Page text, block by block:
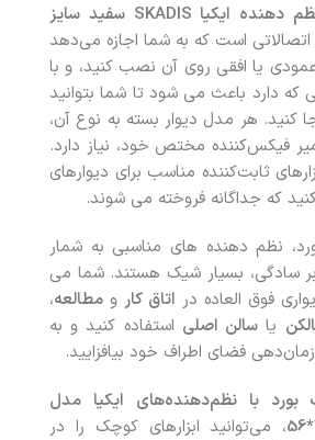
برد دیواری با 4 نظم دهنده ایکیا SKADIS سفید سایز
اتصالاتی است که به شما اجازه می‌دهد
عمودی یا افقی روی آن نصب کنید، و با
دارد باعث می شود تا شما بتوانید
کنید. هر مدل دیوار بسته به نوع آن،
فیکس‌کننده مختص خود، نیاز دارد.
ثابت‌کننده مناسب برای دیوارهای
که جداگانه فروخته می شوند.
نظم دهنده های مناسبی به شمار
سادگی، بسیار شیک هستند. شما می
فوق العاده در اتاق کار و مطالعه،
یا سالن اصلی استفاده کنید و به
فضای اطراف خود بیافزایید.
بورد با نظم‌دهنده‌های ایکیا مدل
، می‌توانید ابزارهای کوچک را در